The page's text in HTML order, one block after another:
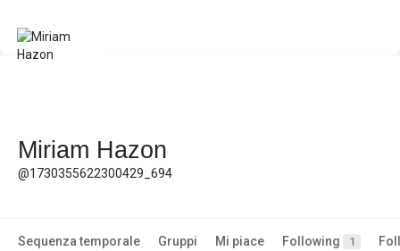
Miriam Hazon
@1730355622300429_694
Sequenza temporale Gruppi Mi piace Following 1